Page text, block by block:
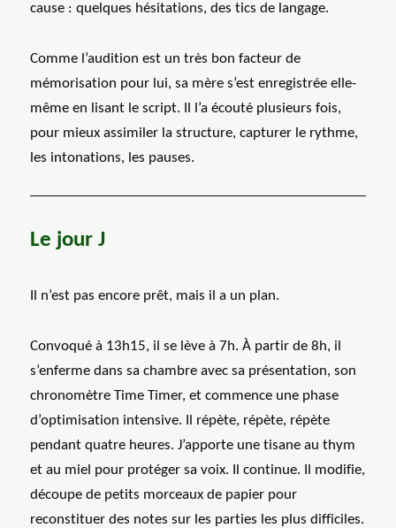
cause : quelques hésitations, des tics de langage.
Comme l’audition est un très bon facteur de
mémorisation pour lui, sa mère s’est enregistrée elle-
même en lisant le script. Il l’a écouté plusieurs fois,
pour mieux assimiler la structure, capturer le rythme,
les intonations, les pauses.
Le jour J
Il n’est pas encore prêt, mais il a un plan.
Convoqué à 13h15, il se lève à 7h. À partir de 8h, il
s’enferme dans sa chambre avec sa présentation, son
chronomètre Time Timer, et commence une phase
d’optimisation intensive. Il répète, répète, répète
pendant quatre heures. J’apporte une tisane au thym
et au miel pour protéger sa voix. Il continue. Il modifie,
découpe de petits morceaux de papier pour
reconstituer des notes sur les parties les plus difficiles.